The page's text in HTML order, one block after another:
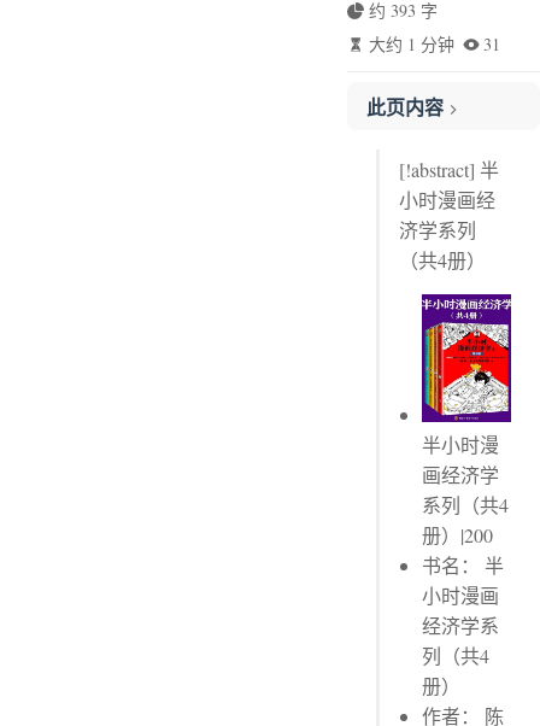
约 393 字
大约 1 分钟
31
此页内容
[!abstract] 半
小时漫画经
济学系列
（共4册）
半小时漫
画经济学
系列（共4
册）|200
书名： 半
小时漫画
经济学系
列（共4
册）
作者： 陈